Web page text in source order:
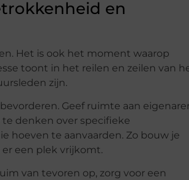
en
Het is ook het moment waarop
toont in het reilen en zeilen van
zijn.
Geef ruimte aan
denken over specifieke
hoeven te aanvaarden. Zo bouw je
een plek vrijkomt.
van tevoren op, zorg voor een